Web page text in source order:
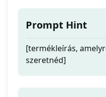
Prompt Hint
[termékleírás,
szeretnéd]